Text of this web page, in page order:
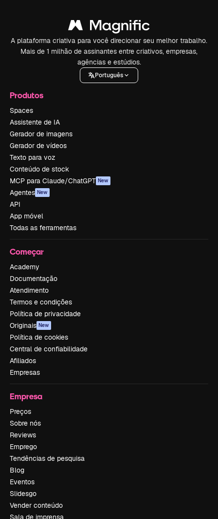
A plataforma criativa para você direcionar seu melhor trabalho.
Mais de 1 milhão de assinantes entre criativos, empresas,
agências e estúdios.
Português
Produtos
Spaces
Assistente de IA
Gerador de imagens
Gerador de vídeos
Texto para voz
Conteúdo de stock
MCP para Claude/ChatGPT New
Agentes New
API
App móvel
Todas as ferramentas
Começar
Academy
Documentação
Atendimento
Termos e condições
Política de privacidade
Originais New
Política de cookies
Central de confiabilidade
Afiliados
Empresas
Empresa
Preços
Sobre nós
Reviews
Emprego
Tendências de pesquisa
Blog
Eventos
Slidesgo
Vender conteúdo
Sala de imprensa